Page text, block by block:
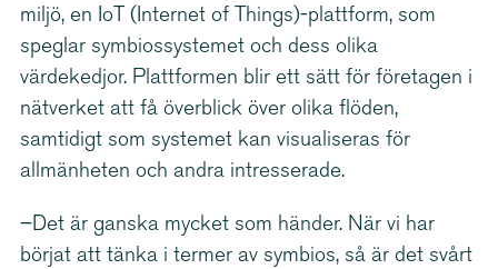
miljö, en IoT (Internet of Things)-plattform, som
speglar symbi­os­sy­stemet och dess olika
värdekedjor. Plattformen blir ett sätt för företagen i
nätverket att få överblick över olika flöden,
samtidigt som systemet kan visualiseras för
allmänheten och andra intresserade.
–Det är ganska mycket som händer. När vi har
börjat att tänka i termer av symbios, så är det svårt